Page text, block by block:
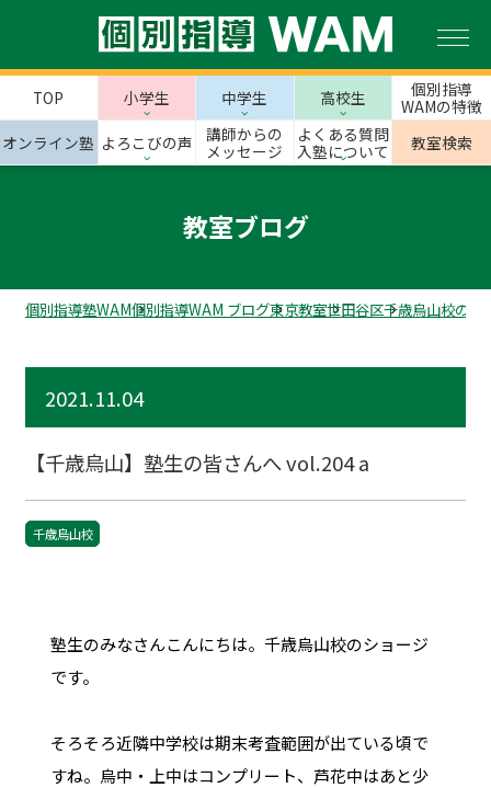
TOP 小学生 中学生 高校生
個別指導
WAMの特徴
オンライン塾 よろこびの声
講師からの
メッセージ
よくある質問
入塾について
教室検索
教室ブログ
個別指導塾WAM個別指導WAM ブログ東京教室世田谷区千歳烏山校のス
2021.11.04
【千歳烏山】塾生の皆さんへ vol.204 a
千歳烏山校
塾生のみなさんこんにちは。千歳烏山校のショージ
です。
そろそろ近隣中学校は期末考査範囲が出ている頃で
すね。烏中・上中はコンプリート、芦花中はあと少